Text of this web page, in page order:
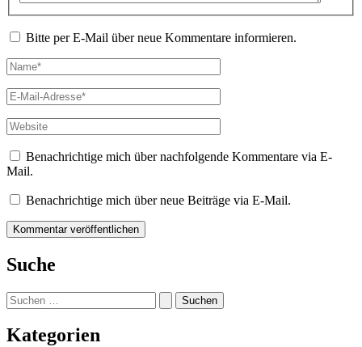
Bitte per E-Mail über neue Kommentare informieren.
Name*
E-
Mail-
Adresse*
Website
Benachrichtige mich über nachfolgende Kommentare via E-
Mail.
Benachrichtige mich über neue Beiträge via E-Mail.
Suche
Suchen
nach:
Kategorien